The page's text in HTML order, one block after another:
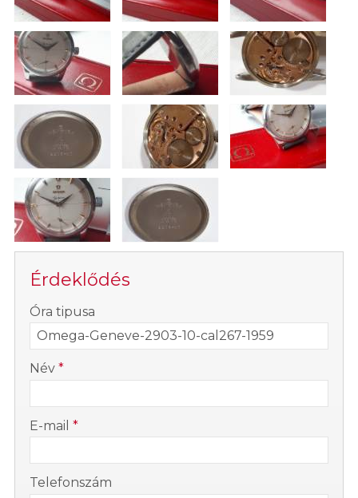
Érdeklődés
Óra tipusa
Név *
E-mail *
Telefonszám